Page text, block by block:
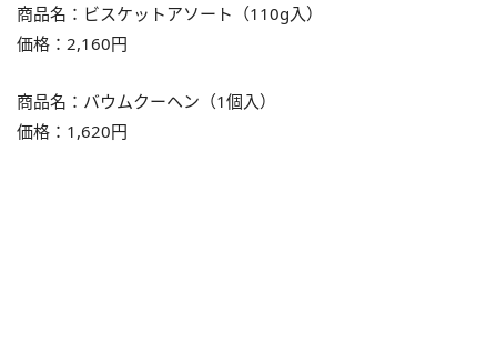
商品名：ビスケットアソート（110g入）
価格：2,160円
商品名：バウムクーヘン（1個入）
価格：1,620円